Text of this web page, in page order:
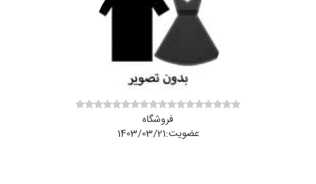
فروشگاه
عضویت:1403/03/21